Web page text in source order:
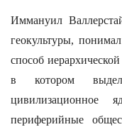
Иммануил
геокультуры,
способ
в котором
цивилизационное
периферийные